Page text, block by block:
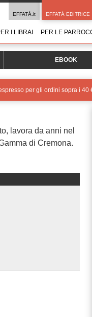
EFFATÀ.it EFFATÀ EDITRICE
I LIBRAI PER LE
EBOOK
per gli ordini sopra i 40
lavora da anni nel
di Cremona.